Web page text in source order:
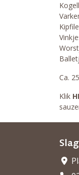
Ca.
Klik